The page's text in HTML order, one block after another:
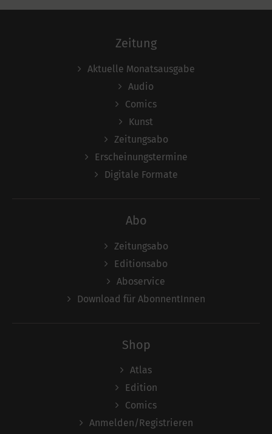
Zeitung
Aktuelle Monatsausgabe
Audio
Comics
Kunst
Zeitungsabo
Erscheinungstermine
Digitale Formate
Abo
Zeitungsabo
Editionsabo
Aboservice
Download für AbonnentInnen
Shop
Atlas
Edition
Comics
Anmelden/Registrieren